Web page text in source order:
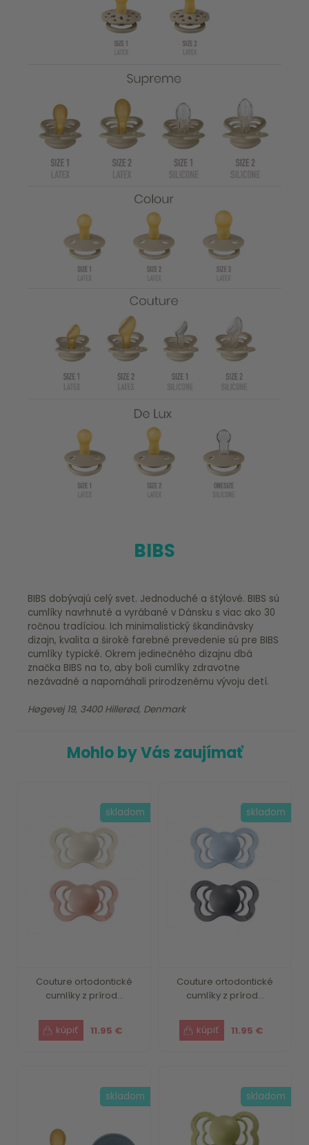
BIBS
BIBS dobývajú celý svet. Jednoduché a štýlové. BIBS sú
cumlíky navrhnuté a vyrábané v Dánsku s viac ako 30
ročnou tradíciou. Ich minimalistický škandinávsky
dizajn, kvalita a široké farebné prevedenie sú pre BIBS
cumlíky typické. Okrem jedinečného dizajnu dbá
značka BIBS na to, aby boli cumlíky zdravotne
nezávadné a napomáhali prirodzenému vývoju detí.
Høgevej 19, 3400 Hillerød, Denmark
Mohlo by Vás zaujímať
Couture ortodontické
cumlíky z prírod...
11.95 €
skladom
Couture ortodontické
cumlíky z prírod...
11.95 €
skladom
skladom skladom